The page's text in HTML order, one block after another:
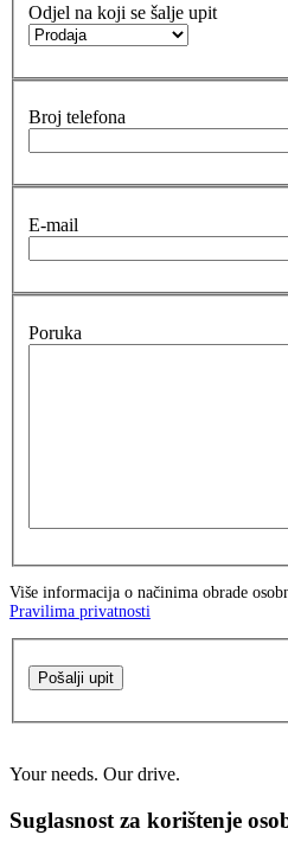
Odjel na koji se šalje upit
Broj telefona
E-mail
Poruka
Više informacija o načinima obrade
Pravilima privatnosti
Pošalji upit
Your needs. Our drive.
Suglasnost za korištenje